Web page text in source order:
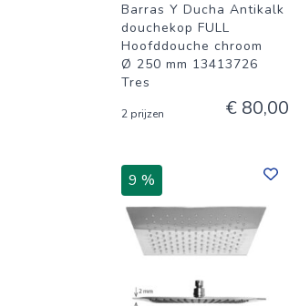
Barras Y Ducha Antikalk
douchekop FULL
Hoofddouche chroom
Ø 250 mm 13413726
Tres
2 prijzen € 80,00
9 %